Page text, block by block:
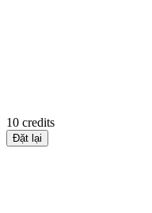
10 credits
Đặt lại